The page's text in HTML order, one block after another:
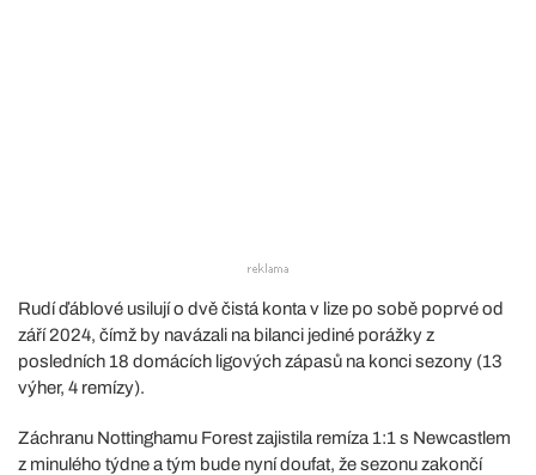
Rudí ďáblové usilují o dvě čistá konta v lize po sobě poprvé od
září 2024, čímž by navázali na bilanci jediné porážky z
posledních 18 domácích ligových zápasů na konci sezony (13
výher, 4 remízy).
Záchranu Nottinghamu Forest zajistila remíza 1:1 s Newcastlem
z minulého týdne a tým bude nyní doufat, že sezonu zakončí